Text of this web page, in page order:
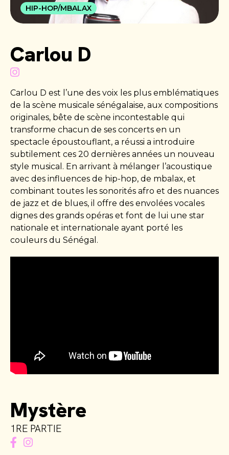
HIP-HOP/MBALAX
Carlou D
Carlou D est l’une des voix les plus emblématiques
de la scène musicale sénégalaise, aux compositions
originales, bête de scène incontestable qui
transforme chacun de ses concerts en un
spectacle époustouflant, a réussi a introduire
subtilement ces 20 dernières années un nouveau
style musical. En arrivant à mélanger l’acoustique
avec des influences de hip-hop, de mbalax, et
combinant toutes les sonorités afro et des nuances
de jazz et de blues, il offre des envolées vocales
dignes des grands opéras et font de lui une star
nationale et internationale ayant porté les
couleurs du Sénégal.
Mystère
1RE PARTIE